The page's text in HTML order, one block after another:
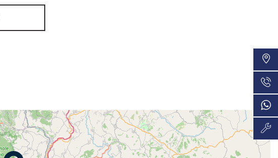
750€/mese
36 Mesi
VEDI